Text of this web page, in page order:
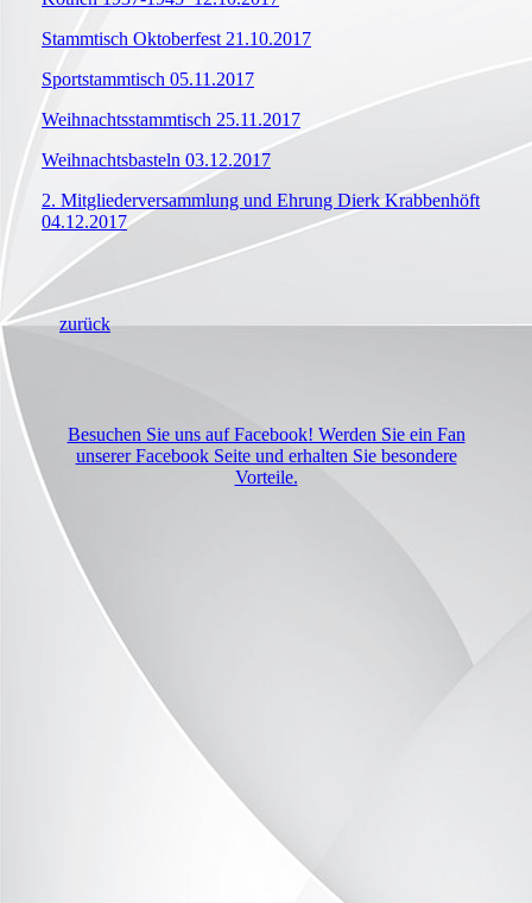
Stammtisch Oktoberfest 21.10.2017
Sportstammtisch 05.11.2017
Weihnachtsstammtisch 25.11.2017
Weihnachtsbasteln 03.12.2017
2. Mitgliederversammlung und Ehrung Dierk Krabbenhöft
04.12.2017
zurück
Besuchen Sie uns auf Facebook! Werden Sie ein Fan
unserer Facebook Seite und erhalten Sie besondere
Vorteile.